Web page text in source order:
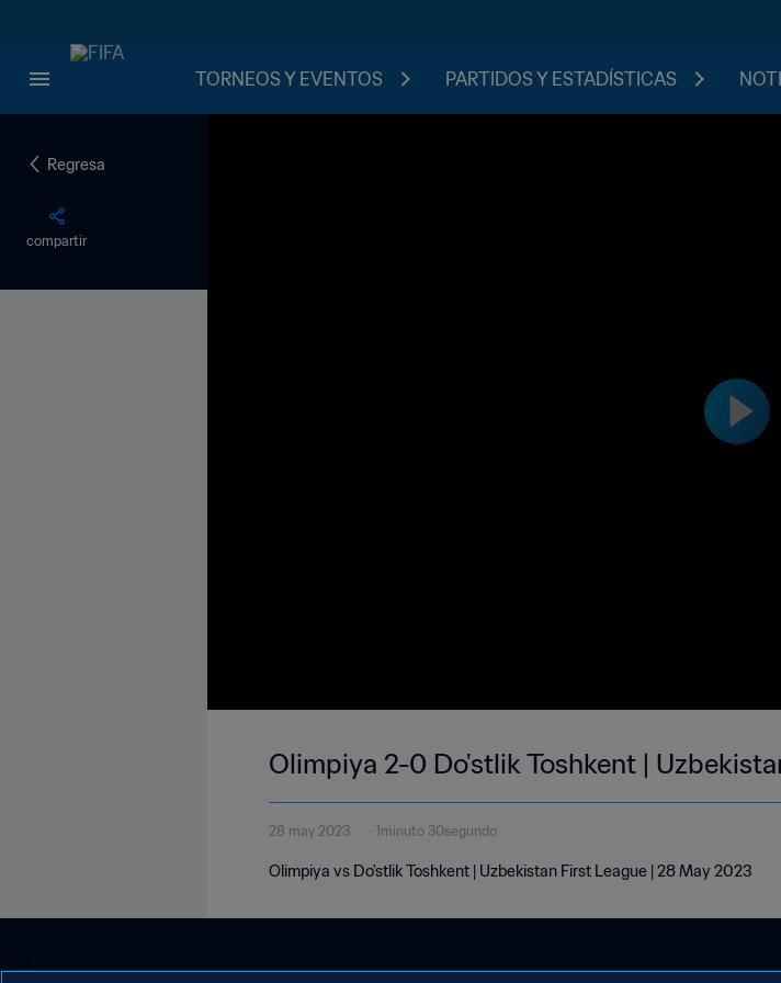
TORNEOS Y EVENTOS PARTIDOS Y ESTADÍSTICAS
Regresa
compartir
Olimpiya 2-0 Do'stlik Toshkent |
28 may 2023 1minuto 30segundo
Olimpiya vs Do'stlik Toshkent | Uzbekistan First League | 28 May 2023